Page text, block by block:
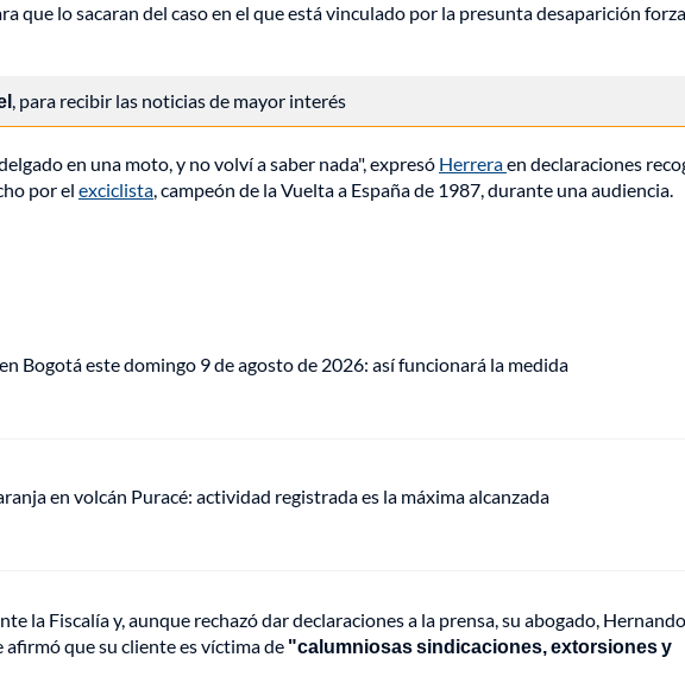
que lo sacaran del caso en el que está vinculado por la presunta desaparición
, para recibir las noticias de mayor interés
en una moto, y no volví a saber nada", expresó Herreraen declaraciones
por el exciclista, campeón de la Vuelta a España de 1987, durante una audiencia.
Bogotá este domingo 9 de agosto de 2026: así funcionará la medida
en volcán Puracé: actividad registrada es la máxima alcanzada
la Fiscalía y, aunque rechazó dar declaraciones a la prensa, su abogado, Hernando
que su cliente es víctima de "calumniosas sindicaciones, extorsiones y